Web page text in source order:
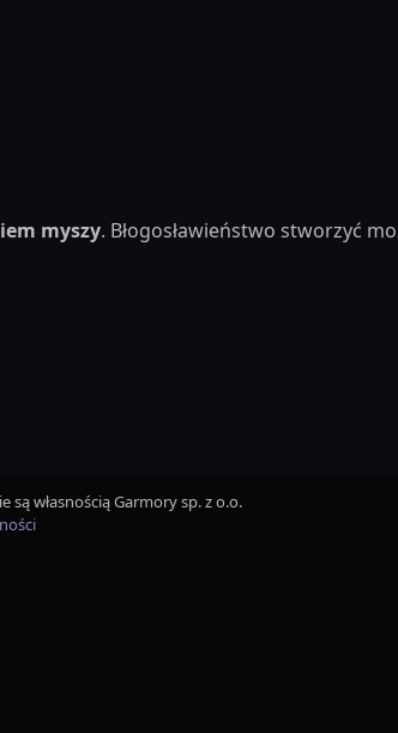
myszy. Błogosławieństwo stworzyć
własnością Garmory sp. z o.o.